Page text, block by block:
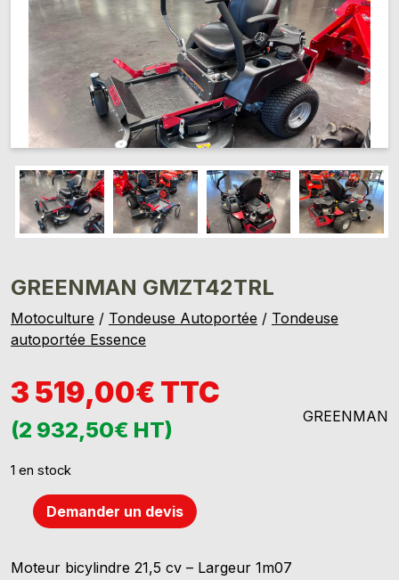
GREENMAN GMZT42TRL
Motoculture / Tondeuse Autoportée / Tondeuse
autoportée Essence
3 519,00€ TTC
(2 932,50€ HT)
GREENMAN
1 en stock
quantité
GREENMAN
Demander un devis
Moteur bicylindre 21,5 cv – Largeur 1m07